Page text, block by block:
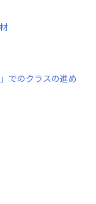
でのクラスの進め